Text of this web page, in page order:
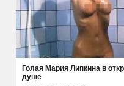
Голая Мария Липкина в
душе